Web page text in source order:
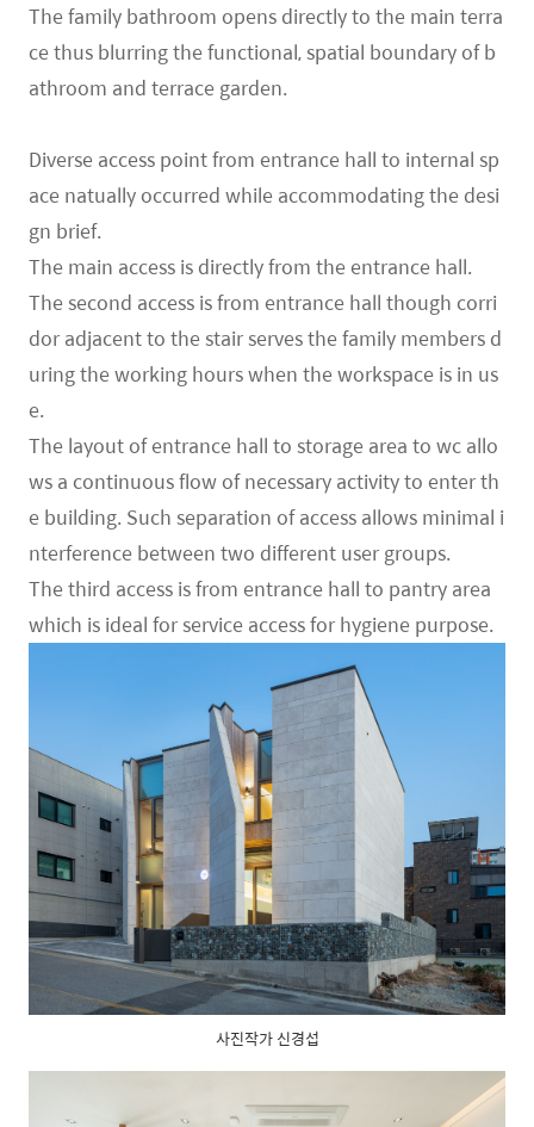
The family bathroom opens directly to the main terra
ce thus blurring the functional, spatial boundary of b
athroom and terrace garden.
Diverse access point from entrance hall to internal sp
ace natually occurred while accommodating the desi
gn brief.
The main access is directly from the entrance hall.
The second access is from entrance hall though corri
dor adjacent to the stair serves the family members d
uring the working hours when the workspace is in us
e.
The layout of entrance hall to storage area to wc allo
ws a continuous flow of necessary activity to enter th
e building. Such separation of access allows minimal i
nterference between two different user groups.
The third access is from entrance hall to pantry area
which is ideal for service access for hygiene purpose.
사진작가 신경섭